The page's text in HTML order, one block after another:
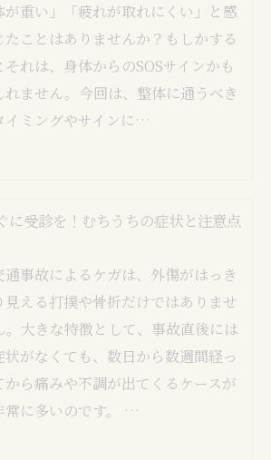
が重い」「疲れが取れにくい」と感
たことはありませんか？もしかする
それは、身体からのSOSサインかも
れません。今回は、整体に通うべき
イミングやサインに…
に受診を！むちうちの症状と注意点
通事故によるケガは、外傷がはっき
見える打撲や骨折だけではありませ
。大きな特徴として、事故直後には
状がなくても、数日から数週間経っ
から痛みや不調が出てくるケースが
常に多いのです。 …